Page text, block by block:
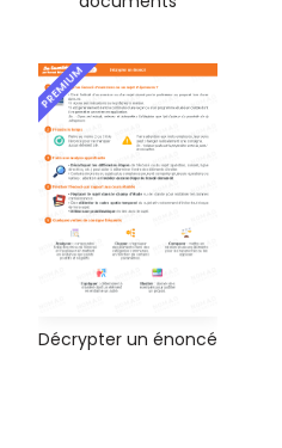
PREMIUM
Décrypter un énoncé